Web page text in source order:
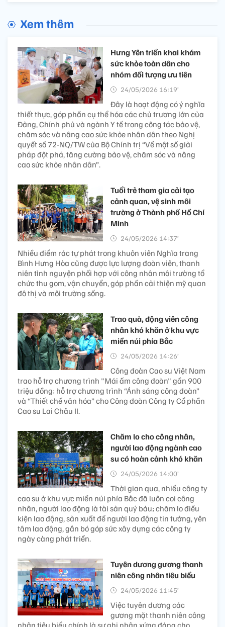
Xem thêm
Hưng Yên triển khai khám
sức khỏe toàn dân cho
nhóm đối tượng ưu tiên
24/05/2026 16:19’
Đây là hoạt động có ý nghĩa
thiết thực, góp phần cụ thể hóa các chủ trương lớn của
Đảng, Chính phủ và ngành Y tế trong công tác bảo vệ,
chăm sóc và nâng cao sức khỏe nhân dân theo Nghị
quyết số 72-NQ/TW của Bộ Chính trị “Về một số giải
pháp đột phá, tăng cường bảo vệ, chăm sóc và nâng
cao sức khỏe nhân dân”.
Tuổi trẻ tham gia cải tạo
cảnh quan, vệ sinh môi
trường ở Thành phố Hồ Chí
Minh
24/05/2026 14:37’
Nhiều điểm rác tự phát trong khuôn viên Nghĩa trang
Bình Hưng Hòa cũng được lực lượng đoàn viên, thanh
niên tình nguyện phối hợp với công nhân môi trường tổ
chức thu gom, vận chuyển, góp phần cải thiện mỹ quan
đô thị và môi trường sống.
Trao quà, động viên công
nhân khó khăn ở khu vực
miền núi phía Bắc
24/05/2026 14:26’
Công đoàn Cao su Việt Nam
trao hỗ trợ chương trình "Mái ấm công đoàn" gần 900
triệu đồng; hỗ trợ chương trình “Ánh sáng công đoàn”
và “Thiết chế văn hóa” cho Công đoàn Công ty Cổ phần
Cao su Lai Châu II.
Chăm lo cho công nhân,
người lao động ngành cao
su có hoàn cảnh khó khăn
24/05/2026 14:00’
Thời gian qua, nhiều công ty
cao su ở khu vực miền núi phía Bắc đã luôn coi công
nhân, người lao động là tài sản quý báu; chăm lo điều
kiện lao động, sản xuất để người lao động tin tưởng, yên
tâm lao động, gắn bó góp sức xây dựng các công ty
ngày càng phát triển.
Tuyên dương gương thanh
niên công nhân tiêu biểu
24/05/2026 11:45’
Việc tuyên dương các
gương mặt thanh niên công
nhân tiêu biểu chính là sự ghi nhận xứng đáng cho